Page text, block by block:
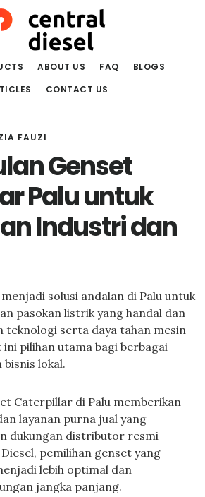
ABOUT US FAQ
BLOGS
CONTACT US
FAUZI
Genset
Palu untuk
Industri dan
solusi andalan di Palu untuk
pasokan listrik yang handal dan
teknologi serta daya tahan mesin
pilihan utama bagi berbagai
lokal.
Caterpillar di Palu memberikan
layanan purna jual yang
dukungan distributor resmi
pemilihan genset yang
lebih optimal dan
jangka panjang.